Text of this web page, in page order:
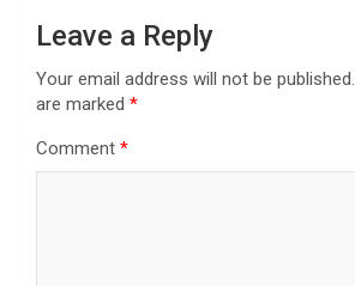
Leave a Reply
Your email address will not be published.
are marked *
Comment *